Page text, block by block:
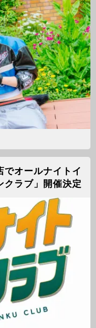
でオールナイトイ
クラブ」開催決定